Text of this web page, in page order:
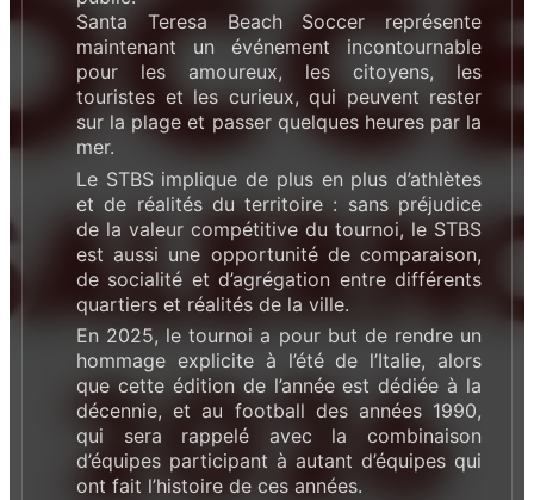
Santa Teresa Beach Soccer représente
maintenant un événement incontournable
pour les amoureux, les citoyens, les
touristes et les curieux, qui peuvent rester
sur la plage et passer quelques heures par la
mer.
Le STBS implique de plus en plus d’athlètes
et de réalités du territoire : sans préjudice
de la valeur compétitive du tournoi, le STBS
est aussi une opportunité de comparaison,
de socialité et d’agrégation entre différents
quartiers et réalités de la ville.
En 2025, le tournoi a pour but de rendre un
hommage explicite à l’été de l’Italie, alors
que cette édition de l’année est dédiée à la
décennie, et au football des années 1990,
qui sera rappelé avec la combinaison
d’équipes participant à autant d’équipes qui
ont fait l’histoire de ces années.